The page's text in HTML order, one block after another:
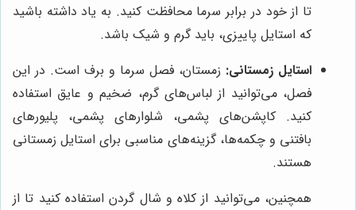
تا از خود در برابر سرما محافظت کنید. به یاد داشته باشید
که استایل پاییزی، باید گرم و شیک باشد.
استایل زمستانی: زمستان، فصل سرما و برف است. در این
فصل، می‌توانید از لباس‌های گرم، ضخیم و عایق استفاده
کنید. کاپشن‌های پشمی، شلوارهای پشمی، پلیورهای
بافتنی و چکمه‌ها، گزینه‌های مناسبی برای استایل زمستانی
هستند.
همچنین، می‌توانید از کلاه و شال گردن استفاده کنید تا از